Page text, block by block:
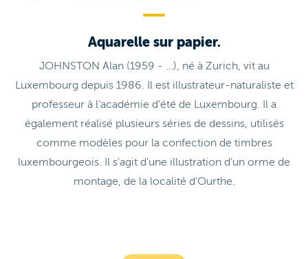
Aquarelle sur papier.
JOHNSTON Alan (1959 - …), né à Zurich, vit au
Luxembourg depuis 1986. Il est illustrateur-naturaliste et
professeur à l’académie d’été de Luxembourg. Il a
également réalisé plusieurs séries de dessins, utilisés
comme modèles pour la confection de timbres
luxembourgeois. Il s’agit d’une illustration d’un orme de
montage, de la localité d’Ourthe.